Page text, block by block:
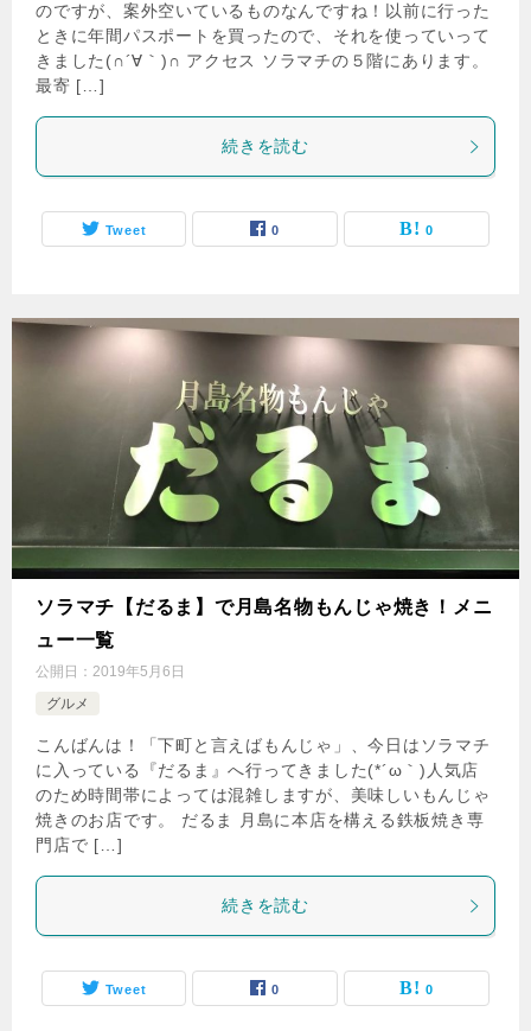
のですが、案外空いているものなんですね！以前に行った
ときに年間パスポートを買ったので、それを使っていって
きました(∩´∀｀)∩ アクセス ソラマチの５階にあります。
最寄 […]
続きを読む
Tweet 0 0
ソラマチ【だるま】で月島名物もんじゃ焼き！メニ
ュー一覧
公開日： 2019年5月6日
グルメ
こんばんは！「下町と言えばもんじゃ」、今日はソラマチ
に入っている『だるま』へ行ってきました(*´ω｀)人気店
のため時間帯によっては混雑しますが、美味しいもんじゃ
焼きのお店です。 だるま 月島に本店を構える鉄板焼き専
門店で […]
続きを読む
Tweet 0 0